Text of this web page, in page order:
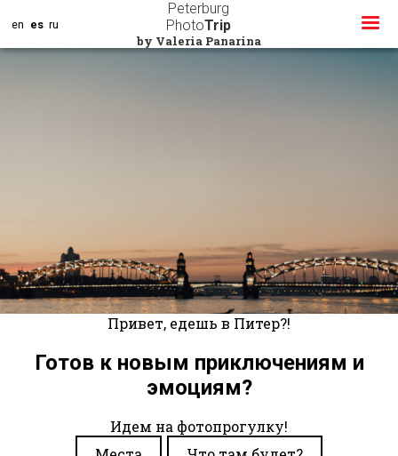
principal
en es ru
Peterburg
PhotoTrip
by Valeria Panarina
Привет, едешь в Питер?!
Готов к новым приключениям и
эмоциям?
Идем на фотопрогулку!